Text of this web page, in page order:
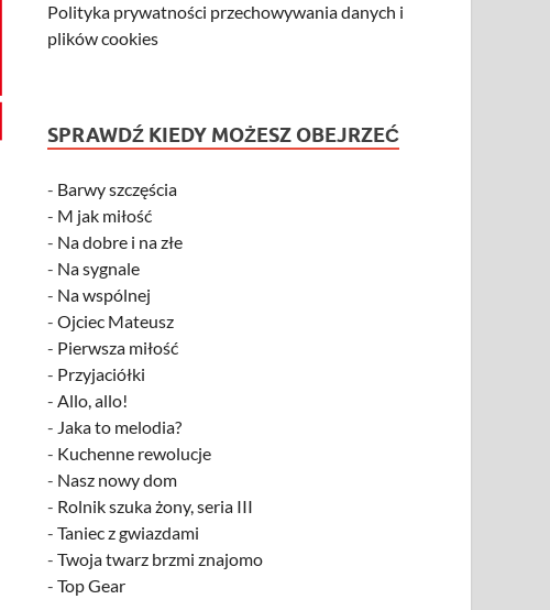
Polityka prywatności przechowywania danych i
plików cookies
SPRAWDŹ KIEDY MOŻESZ OBEJRZEĆ
- Barwy szczęścia
- M jak miłość
- Na dobre i na złe
- Na sygnale
- Na wspólnej
-Ojciec Mateusz
- Pierwsza miłość
- Przyjaciółki
-Allo, allo!
- Jaka to melodia?
- Kuchenne rewolucje
- Nasz nowy dom
- Rolnik szuka żony, seria III
-Taniec z gwiazdami
-Twoja twarz brzmi znajomo
-Top Gear